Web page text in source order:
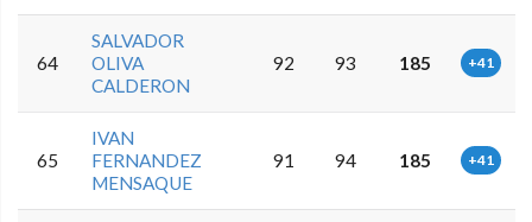
64
SALVADOR
OLIVA
CALDERON
92 93 185 +41
65
IVAN
FERNANDEZ
MENSAQUE
91 94 185 +41